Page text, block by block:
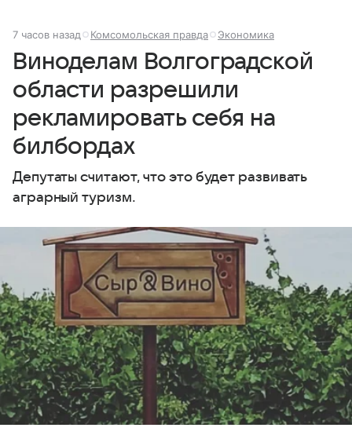
7 часов назад Комсомольская правда Экономика
Виноделам Волгоградской
области разрешили
рекламировать себя на
билбордах
Депутаты считают, что это будет развивать
аграрный туризм.